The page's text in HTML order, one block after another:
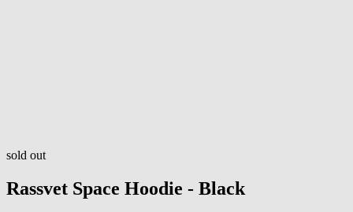
sold out
Rassvet Space Hoodie - Black